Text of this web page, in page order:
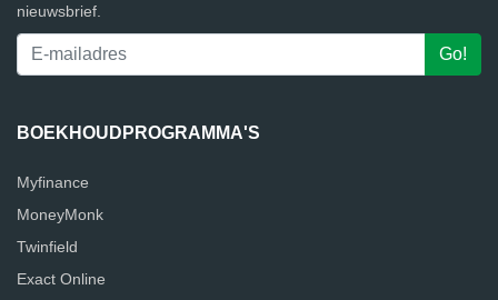
nieuwsbrief.
BOEKHOUDPROGRAMMA'S
Myfinance
MoneyMonk
Twinfield
Exact Online